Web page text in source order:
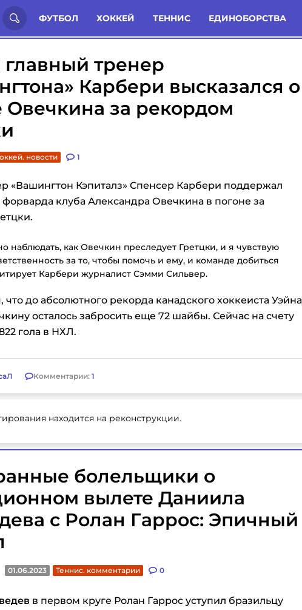
ФУТБОЛ ХОККЕЙ ТЕННИС ЕДИНОБОРСТВА
России: Статьи Комменты Новости
тренер
Карбери высказался о
Овечкина за рекордом
новости 1
«Вашингтон Кэпиталз» Спенсер Карбери поддержал
форварда клуба Александра Овечкина в погоне за
наблюдать, как Овечкин преследует Гретцки, и я чувствую
за то, чтобы помочь и ему, и команде добиться
Карбери журналист Сэмми Сильвер.
до абсолютного рекорда канадского хоккеиста Уэйна
осталось забросить еще 72 шайбы. Сейчас на счету
гола в НХЛ.
Комментарии: 1
находится на реконструкции.
болельщики о
вылете Даниила
с Ролан Гаррос: Эпичный
01.06.2023 Теннис. комментарии 0
в первом круге Ролан Гаррос уступил бразильцу